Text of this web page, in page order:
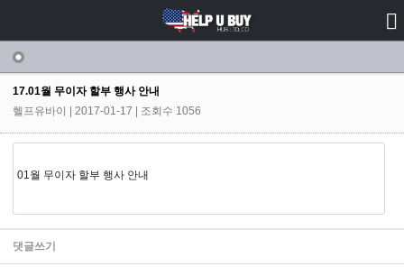
17.01월 무이자 할부 행사 안내
헬프유바이
| 2017-01-17 | 조회수 1056
01월 무이자 할부 행사 안내
댓글쓰기